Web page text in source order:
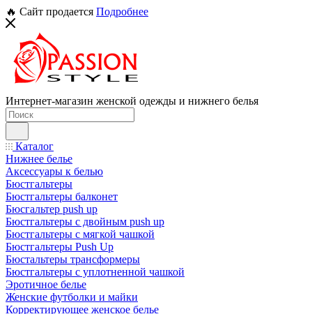
🔥 Сайт продается Подробнее
Интернет-магазин женской одежды и нижнего белья
Каталог
Нижнее белье
Аксессуары к белью
Бюстгальтеры
Бюстгальтеры балконет
Бюсгальтер push up
Бюстгальтеры с двойным push up
Бюстгальтеры с мягкой чашкой
Бюстгальтеры Push Up
Бюстальтеры трансформеры
Бюстгальтеры с уплотненной чашкой
Эротичное белье
Женские футболки и майки
Корректирующее женское белье